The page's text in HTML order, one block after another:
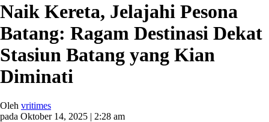
Naik Kereta, Jelajahi Pesona
Batang: Ragam Destinasi Dekat
Stasiun Batang yang Kian
Diminati
Oleh vritimes
pada Oktober 14, 2025 | 2:28 am